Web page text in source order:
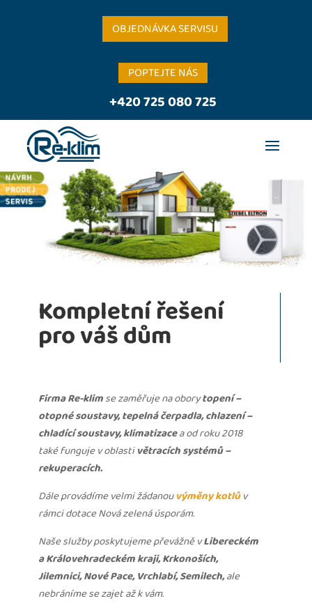
OBJEDNÁVKA SERVISU
POPTEJTE NÁS
+420 725 080 725
Kompletní řešení
pro váš dům
Firma Re-klimse zaměřuje na oborytopení –
otopné soustavy, tepelná čerpadla, chlazení –
chladící soustavy, klimatizacea od roku 2018
také funguje v oblastivětracích systémů –
rekuperacích.
Dále provádíme velmi žádanouvýměny kotlův
rámci dotace Nová zelená úsporám.
Naše služby poskytujeme převážně vLibereckém
a Královehradeckém kraji, Krkonoších,
Jilemnici, Nové Pace, Vrchlabí, Semilech,ale
nebráníme se zajet až k vám.